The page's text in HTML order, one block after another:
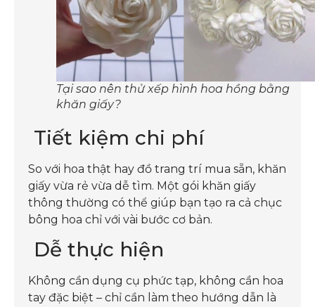
Tại sao nên thử xếp hình hoa hồng bằng
khăn giấy?
Tiết kiệm chi phí
So với hoa thật hay đồ trang trí mua sẵn, khăn
giấy vừa rẻ vừa dễ tìm. Một gói khăn giấy
thông thường có thể giúp bạn tạo ra cả chục
bông hoa chỉ với vài bước cơ bản.
Dễ thực hiện
Không cần dụng cụ phức tạp, không cần hoa
tay đặc biệt – chỉ cần làm theo hướng dẫn là